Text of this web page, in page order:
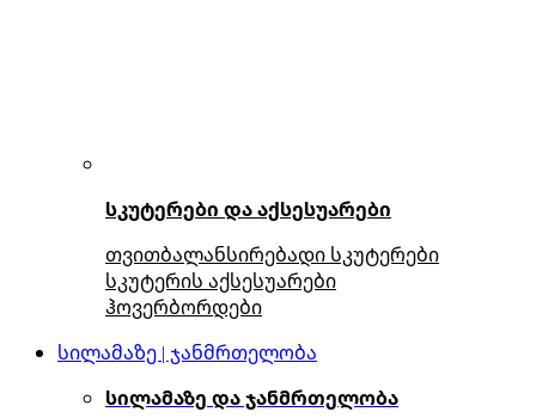
სკუტერები და აქსესუარები
თვითბალანსირებადი სკუტერები
სკუტერის აქსესუარები
ჰოვერბორდები
სილამაზე | ჯანმრთელობა
სილამაზე და ჯანმრთელობა